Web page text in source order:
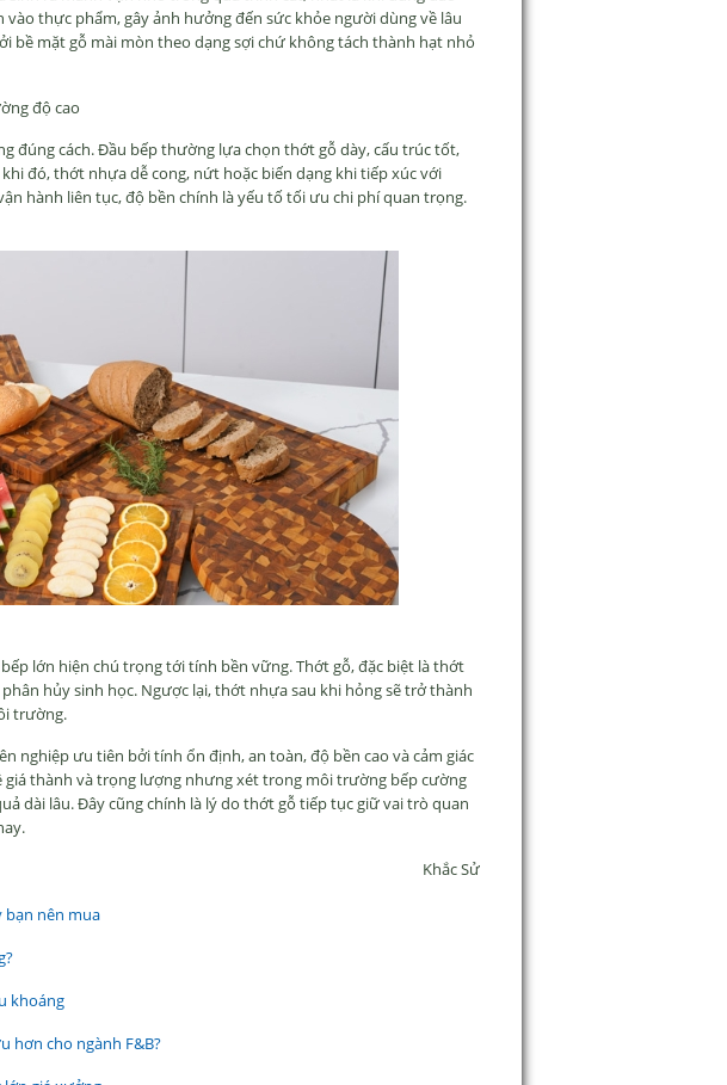
vào thực phẩm, gâyảnh hưởngđến sức khỏe người dùng về lâu
ởi bề mặt gỗ mài mòn theo dạng sợi chứ không tách thành hạt nhỏ
ờngđộ cao
đúng cách.Đầu bếp thường lựa chọn thớt gỗ dày, cấu trúc tốt,
khiđó, thớt nhựa dễ cong, nứt hoặc biến dạng khi tiếp xúc với
hành liên tục,độ bền chính là yếu tố tối ưu chi phí quan trọng.
ếp lớn hiện chú trọng tới tính bền vững. Thớt gỗ,đặc biệt là thớt
ân hủy sinh học. Ngược lại, thớt nhựa sau khi hỏng sẽ trở thành
trường.
ên nghiệp ưu tiên bởi tính ổn định, an toàn,độ bền cao và cảm giác
giá thành và trọng lượng nhưng xét trong môi trường bếp cường
dài lâu.Đây cũng chính là lý do thớt gỗ tiếp tục giữ vai trò quan
Khắc Sử
bạn nên mua
khoáng
hơn cho ngành F&B?